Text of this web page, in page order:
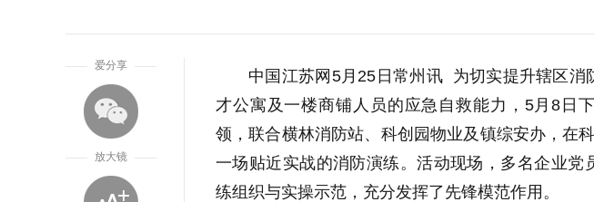
爱分享
放大镜
中国江苏网5月25日常州讯 为切实提升辖区消
才公寓及一楼商铺人员的应急自救能力，5月8日
领，联合横林消防站、科创园物业及镇综安办，在
一场贴近实战的消防演练。活动现场，多名企业党
练组织与实操示范，充分发挥了先锋模范作用。